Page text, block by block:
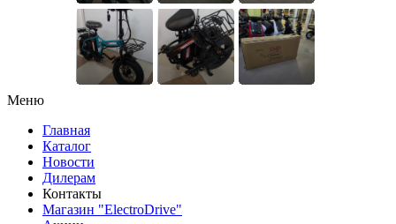
Меню
Главная
Каталог
Новости
Дилерам
Контакты
Магазин "ElectroDrive"